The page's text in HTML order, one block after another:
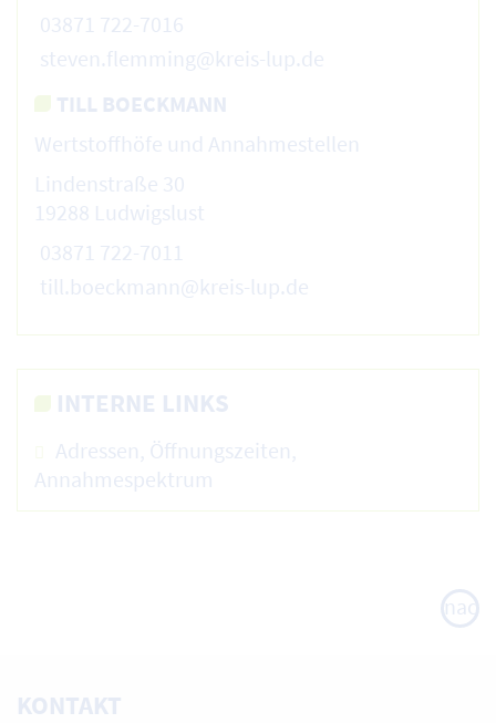
03871 722-7016
steven.flemming@kreis-lup.de
TILL BOECKMANN
Wertstoffhöfe und Annahmestellen
Lindenstraße 30
19288 Ludwigslust
03871 722-7011
till.boeckmann@kreis-lup.de
INTERNE LINKS
Adressen, Öffnungszeiten,
Annahmespektrum
nach
oben
KONTAKT